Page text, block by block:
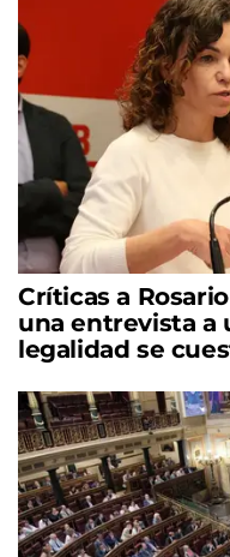
Críticas a
una entrevista a
legalidad se